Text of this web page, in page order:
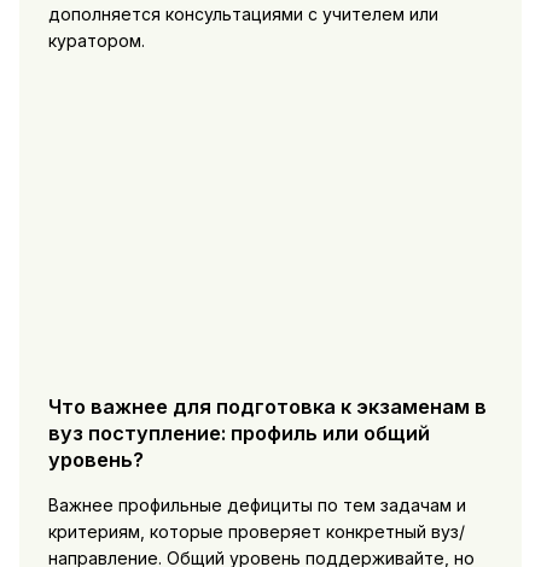
дополняется консультациями с учителем или
куратором.
Что важнее для подготовка к экзаменам в
вуз поступление: профиль или общий
уровень?
Важнее профильные дефициты по тем задачам и
критериям, которые проверяет конкретный вуз/
направление. Общий уровень поддерживайте, но